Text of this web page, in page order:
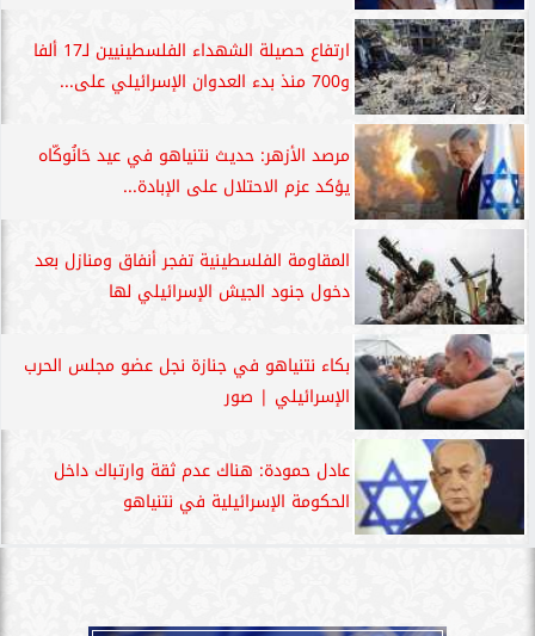
ارتفاع حصيلة الشهداء الفلسطينيين لـ17 ألفا
و700 منذ بدء العدوان الإسرائيلي على...
مرصد الأزهر: حديث نتنياهو في عيد حَانُوكّاه
يؤكد عزم الاحتلال على الإبادة...
المقاومة الفلسطينية تفجر أنفاق ومنازل بعد
دخول جنود الجيش الإسرائيلي لها
بكاء نتنياهو في جنازة نجل عضو مجلس الحرب
الإسرائيلي | صور
عادل حمودة: هناك عدم ثقة وارتباك داخل
الحكومة الإسرائيلية في نتنياهو